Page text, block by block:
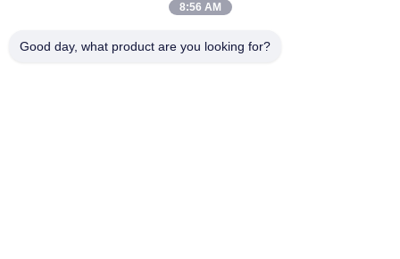
8:56 AM
Good day, what product are you looking for?